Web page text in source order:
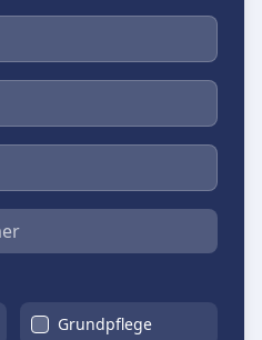
Grundpflege